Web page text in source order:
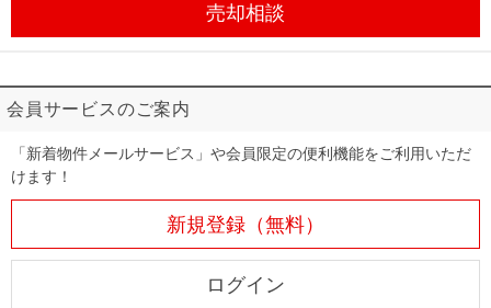
売却相談
会員サービスのご案内
「新着物件メールサービス」や会員限定の便利機能をご利用いただ
けます！
新規登録（無料）
ログイン